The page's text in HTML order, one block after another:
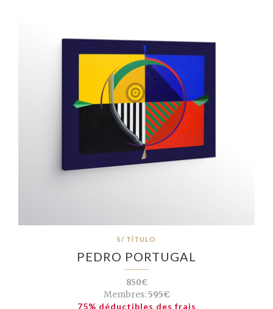
S/ TÍTULO
PEDRO PORTUGAL
850€
Membres:595€
75% déductibles des frais